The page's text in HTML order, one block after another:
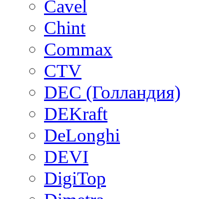
Cavel
Chint
Commax
CTV
DEC (Голландия)
DEKraft
DeLonghi
DEVI
DigiTop